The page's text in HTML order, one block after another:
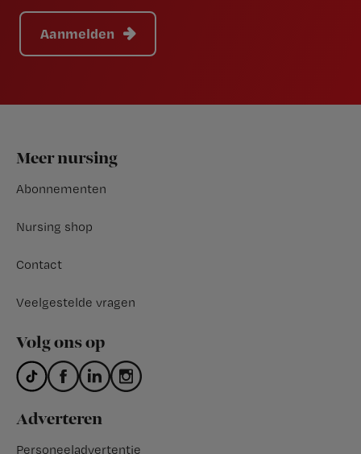
Aanmelden
Footer
Meer nursing
Abonnementen
Nursing shop
Contact
Veelgestelde vragen
Volg ons op
Adverteren
Personeeladvertentie